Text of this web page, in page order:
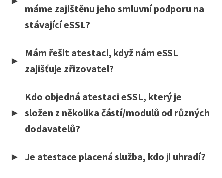
máme zajištěnu jeho smluvní podporu na
stávající eSSL?
Mám řešit atestaci, když nám eSSL
zajišťuje zřizovatel?
Kdo objedná atestaci eSSL, který je
složen z několika částí/modulů od různých
dodavatelů?
Je atestace placená služba, kdo ji uhradí?